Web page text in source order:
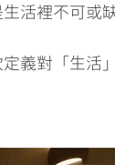
活裡不可或
義對「生活